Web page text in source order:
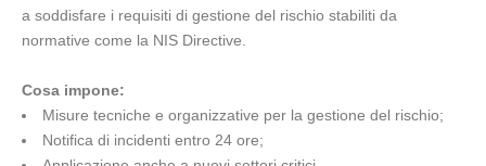
a soddisfare i requisiti di gestione del rischio stabiliti da
normative come la NIS Directive.
Cosa impone:
Misure tecniche e organizzative per la gestione del rischio;
Notifica di incidenti entro 24 ore;